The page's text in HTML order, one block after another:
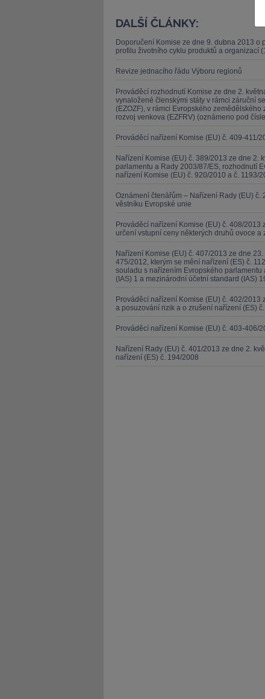
DALŠÍ ČLÁNKY:
Doporučení Komise ze dne 9. dubna 2013
profilu životního cyklu produktů a organizací
Revize jednacího řádu Výboru regionů
Prováděcí rozhodnutí Komise ze dne 2.
vynaložené členskými státy v rámci záruční
(EZOZF), v rámci Evropského
rozvoj venkova (EZFRV) (oznámeno pod
Prováděcí nařízení Komise (EU) č. 409-411/
Nařízení Komise (EU) č. 389/2013 ze dne 2.
parlamentu a Rady 2003/87/ES, rozhodnutí
nařízení Komise (EU) č. 920/2010 a č. 1193/
Oznámení čtenářům – Nařízení Rady (EU)
věstníku Evropské unie
Prováděcí nařízení Komise (EU) č. 408/
určení vstupní ceny některých druhů ovoce a
Nařízení Komise (EU) č. 407/2013 ze dne
475/2012, kterým se mění nařízení (ES) č.
souladu s nařízením Evropského
(IAS) 1 a mezinárodní účetní standard (IAS)
Prováděcí nařízení Komise (EU) č. 402/
a posuzování rizik a o zrušení nařízení (ES)
Prováděcí nařízení Komise (EU) č. 403-406/
Nařízení Rady (EU) č. 401/2013 ze dne 2.
nařízení (ES) č. 194/2008
Kurzy